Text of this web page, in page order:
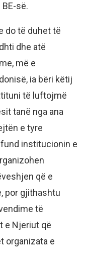
së.
do të duhet të
dhe atë
më e
ia bëri këtij
të luftojmë
tanë nga ana
e tyre
institucionin e
që e
por gjithashtu
të
e Njeriut që
organizata e